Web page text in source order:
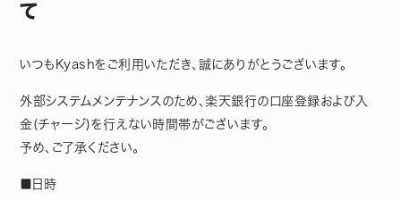
て
いつもKyashをご利用いただき、誠にありがとうございます。
外部システムメンテナンスのため、楽天銀行の口座登録および入
金(チャージ)を行えない時間帯がございます。
予め、ご了承ください。
■日時